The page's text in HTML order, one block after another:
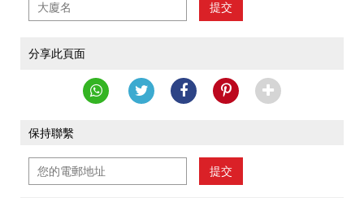
提交
分享此頁面
保持聯繫
提交